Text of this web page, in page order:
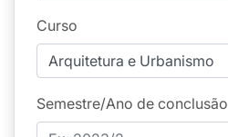
Curso
Semestre/Ano de conclusão